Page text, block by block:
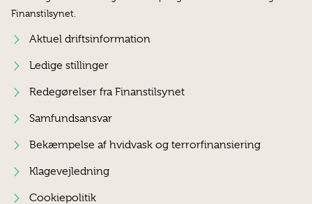
Finanstilsynet.
Aktuel driftsinformation
Ledige stillinger
Redegørelser fra Finanstilsynet
Samfundsansvar
Bekæmpelse af hvidvask og terrorfinansiering
Klagevejledning
Cookiepolitik